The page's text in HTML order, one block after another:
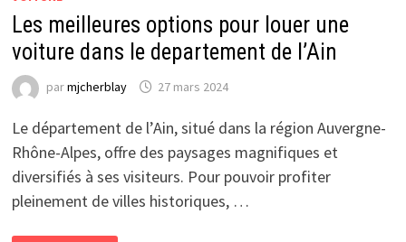
Les meilleures options pour louer une
voiture dans le departement de l’Ain
parmjcherblay 27 mars 2024
Le département de l’Ain, situé dans la région Auvergne-
Rhône-Alpes, offre des paysages magnifiques et
diversifiés à ses visiteurs. Pour pouvoir profiter
pleinement de villes historiques, …